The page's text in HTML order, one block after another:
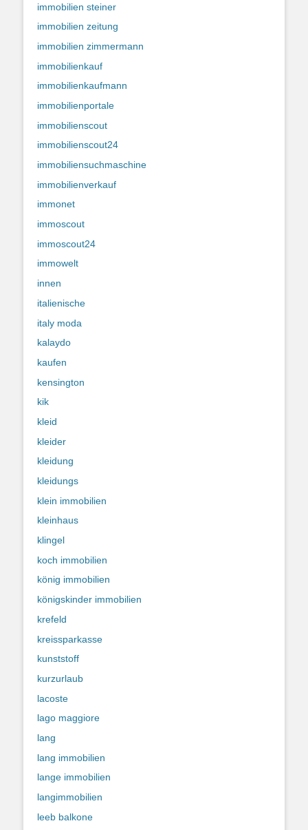
immobilien steiner
immobilien zeitung
immobilien zimmermann
immobilienkauf
immobilienkaufmann
immobilienportale
immobilienscout
immobilienscout24
immobiliensuchmaschine
immobilienverkauf
immonet
immoscout
immoscout24
immowelt
innen
italienische
italy moda
kalaydo
kaufen
kensington
kik
kleid
kleider
kleidung
kleidungs
klein immobilien
kleinhaus
klingel
koch immobilien
könig immobilien
königskinder immobilien
krefeld
kreissparkasse
kunststoff
kurzurlaub
lacoste
lago maggiore
lang
lang immobilien
lange immobilien
langimmobilien
leeb balkone